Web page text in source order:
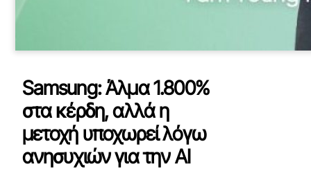
Samsung: Άλμα 1.800%
στα κέρδη, αλλά η
μετοχή υποχωρεί λόγω
ανησυχιών για την AI